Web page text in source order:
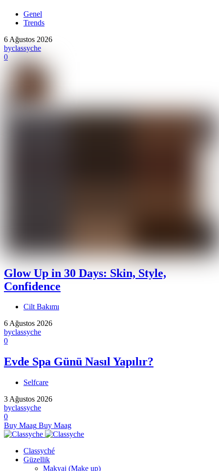
Genel
Trends
6 Ağustos 2026
byclassyche
0
Glow Up in 30 Days: Skin, Style,
Confidence
Cilt Bakımı
6 Ağustos 2026
byclassyche
0
Evde Spa Günü Nasıl Yapılır?
Selfcare
3 Ağustos 2026
byclassyche
0
Buy Maag Buy Maag
Classyché
Güzellik
Makyaj (Make up)